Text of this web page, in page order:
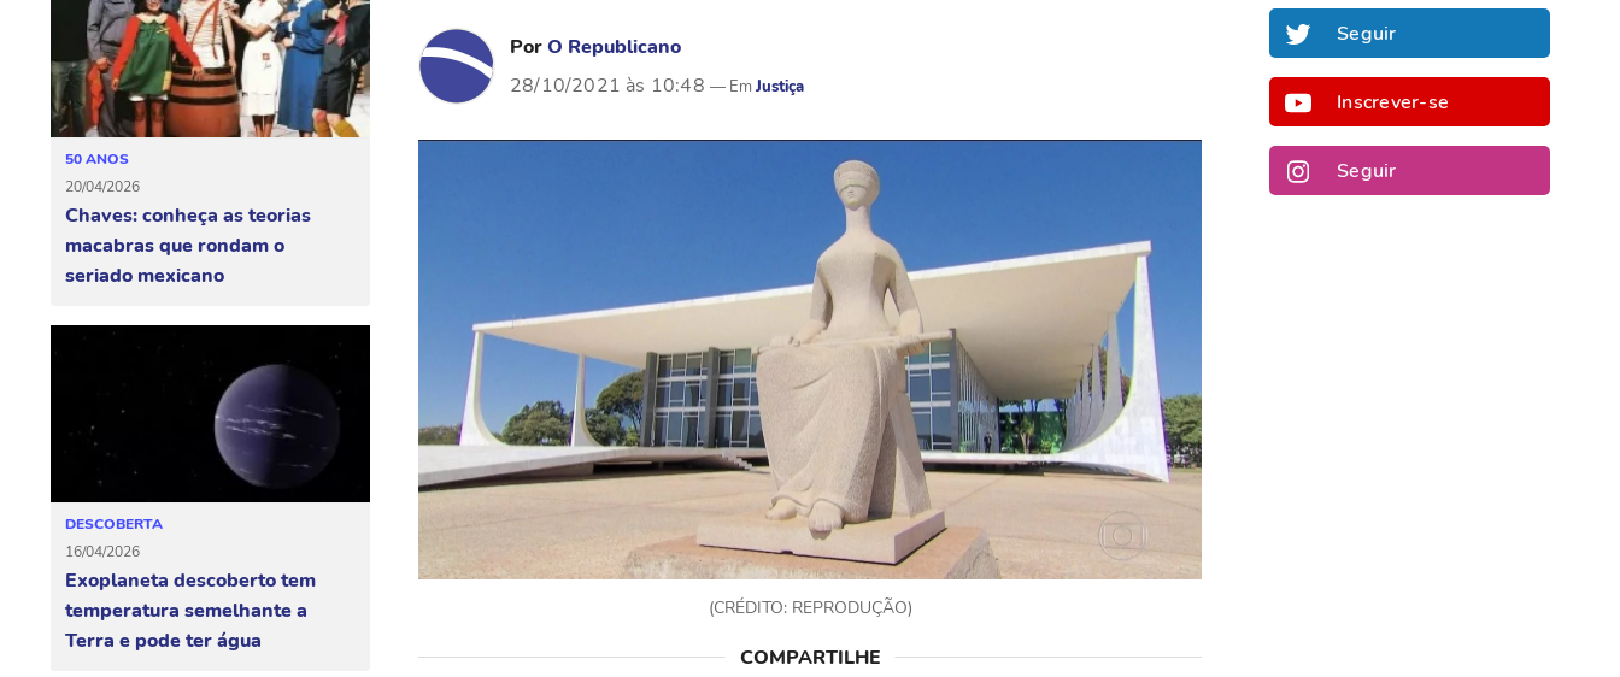
50 ANOS
20/04/2026
Chaves: conheça as teorias
macabras que rondam o
seriado mexicano
DESCOBERTA
16/04/2026
Exoplaneta descoberto tem
temperatura semelhante a
Terra e pode ter água
PorO Republicano
28/10/2021 às 10:48
Justiça
(CRÉDITO: REPRODUÇÃO)
Seguir
Inscrever-se
Seguir